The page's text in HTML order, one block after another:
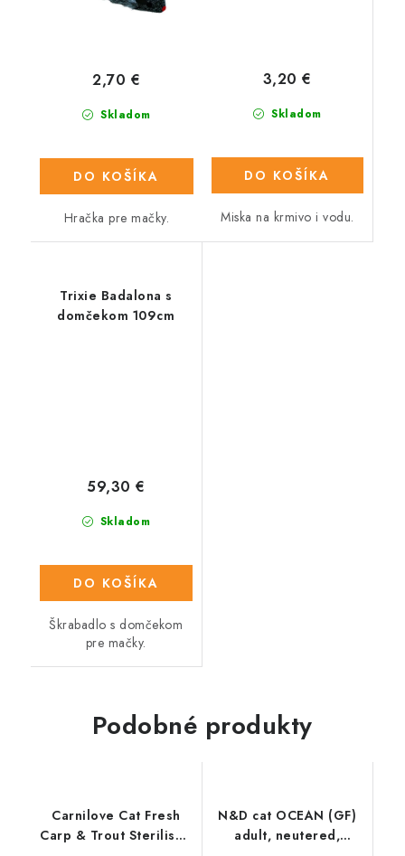
Skladom
2,70 €
DO KOŠÍKA
Hračka pre mačky.
Skladom
3,20 €
DO KOŠÍKA
Miska na krmivo i vodu.
Trixie Badalona s
domčekom 109cm
Skladom
59,30 €
DO KOŠÍKA
Škrabadlo s domčekom
pre mačky.
Podobné produkty
Carnilove Cat Fresh
Carp & Trout Sterilised
N&D cat OCEAN (GF)
adult, neutered,